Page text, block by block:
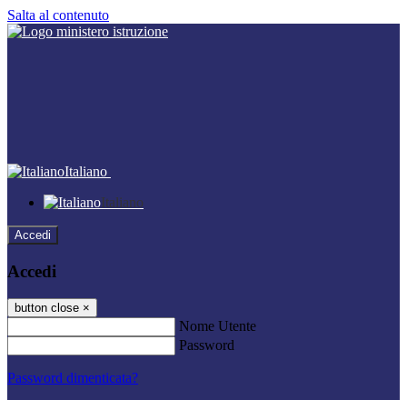
Salta al contenuto
Italiano
Italiano
Accedi
Accedi
button close ×
Nome Utente
Password
Password dimenticata?